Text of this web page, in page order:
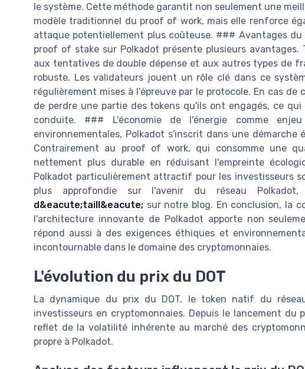
le système. Cette méthode garantit non seulement une
modèle traditionnel du proof of work, mais elle renforce
attaque potentiellement plus coûteuse. ### Avantages
proof of stake sur Polkadot présente plusieurs
aux tentatives de double dépense et aux autres types de
robuste. Les validateurs jouent un rôle clé dans ce
régulièrement mises à l'épreuve par le protocole. En cas
de perdre une partie des tokens qu'ils ont engagés, ce
conduite. ### L'économie de l'énergie comme
environnementales, Polkadot s'inscrit dans une
Contrairement au proof of work, qui consomme une
nettement plus durable en réduisant l'empreinte
Polkadot particulièrement attractif pour les investisseurs
plus approfondie sur l'avenir du réseau
d&eacute;taill&eacute; sur notre blog. En conclusion, la
l'architecture innovante de Polkadot apporte non
répond aussi à des exigences éthiques et
incontournable dans le domaine des cryptomonnaies.
L'évolution du prix du DOT
La dynamique du prix du DOT, le token natif du
investisseurs en cryptomonnaies. Depuis le lancement
reflet de la volatilité inhérente au marché des
propre à Polkadot.